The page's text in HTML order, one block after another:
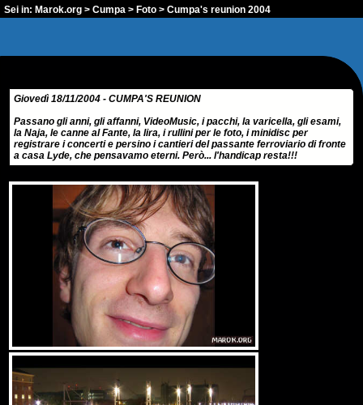
Sei in: Marok.org > Cumpa > Foto > Cumpa's reunion 2004
Giovedì 18/11/2004 - CUMPA'S REUNION
Passano gli anni, gli affanni, VideoMusic, i pacchi, la varicella, gli esami,
la Naja, le canne al Fante, la lira, i rullini per le foto, i minidisc per
registrare i concerti e persino i cantieri del passante ferroviario di fronte
a casa Lyde, che pensavamo eterni. Però... l'handicap resta!!!